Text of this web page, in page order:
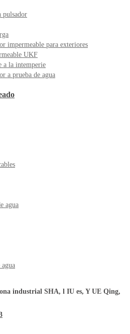
pulsador
impermeable para exteriores
UKF
a la intemperie
a prueba de agua
agua
agua
industrial SHA, l IU es, Y UE Qing,